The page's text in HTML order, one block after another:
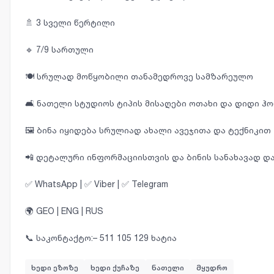
🚿 3 სველი წერტილი
🔹 7/9 სართული
🍽 სრულად მოწყობილი თანამედროვე სამზარეულო
🛋 ნათელი სტუდიოს ტიპის მისაღები ოთახი და დიდი
🖼 ბინა იყიდება სრულიად ახალი ავეჯითა და ტექნიკით
📲 დეტალური ინფორმაციისთვის და ბინის სანახავად
✅ WhatsApp | ✅ Viber | ✅ Telegram
🌍 GEO | ENG | RUS
📞 საკონტაქტო:– 511 105 129 ხატია
ხედი ეზოზე ხედი ქუჩაზე ნათელი მყუდრო